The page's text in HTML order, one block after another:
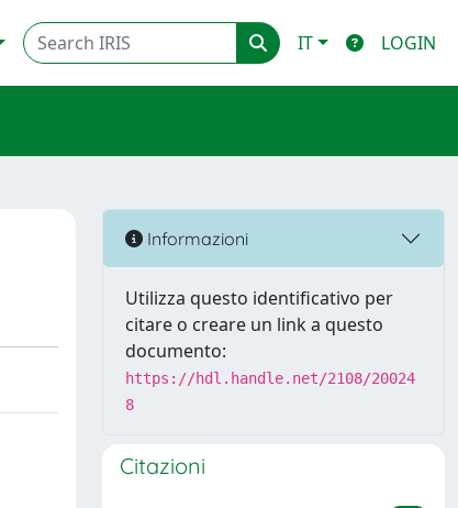
IT LOGIN
Informazioni
Utilizza questo identificativo per
citare o creare un link a questo
documento:
https://hdl.handle.net/2108/20024
8
Citazioni